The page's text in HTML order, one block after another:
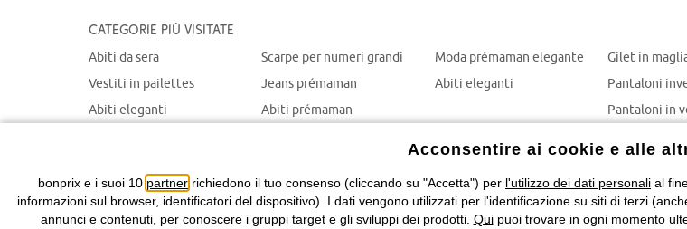
Categorie più visitate
Abiti da sera
Vestiti in pailettes
Abiti eleganti
Scarpe per numeri grandi
Jeans prémaman
Abiti prémaman
Moda prémaman elegante
Abiti eleganti
Gilet in
Pantaloni
Pantaloni in
Acconsentire ai cookie e alle
bonprix e i suoi 10 partner richiedono il tuo consenso (cliccando su "Accetta") per l'utilizzo dei dati personali al
informazioni sul browser, identificatori del dispositivo). I dati vengono utilizzati per l'identificazione su siti di terzi
annunci e contenuti, per conoscere i gruppi target e gli sviluppi dei prodotti. Quipuoi trovare in ogni momento